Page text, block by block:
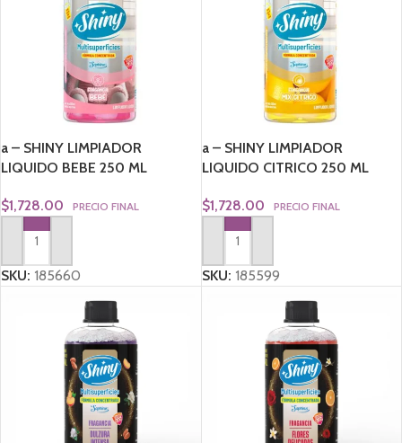
a – SHINY LIMPIADOR
LIQUIDO BEBE 250 ML
$1,728.00 PRECIO FINAL
AGREGAR AL CARRITO
SKU: 185660
a – SHINY LIMPIADOR
LIQUIDO CITRICO 250 ML
$1,728.00 PRECIO FINAL
AGREGAR AL CARRITO
SKU: 185599